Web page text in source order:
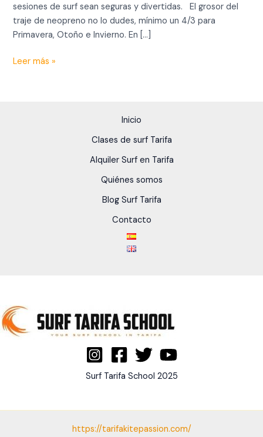
sesiones de surf sean seguras y divertidas. El grosor del
traje de neopreno no lo dudes, mínimo un 4/3 para
Primavera, Otoño e Invierno. En […]
Leer más »
Inicio
Clases de surf Tarifa
Alquiler Surf en Tarifa
Quiénes somos
Blog Surf Tarifa
Contacto
Surf Tarifa School 2025
https://tarifakitepassion.com/